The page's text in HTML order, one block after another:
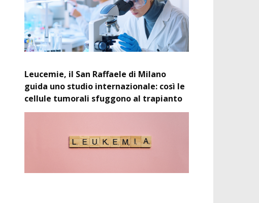
Leucemie, il San Raffaele di Milano
guida uno studio internazionale: così le
cellule tumorali sfuggono al trapianto